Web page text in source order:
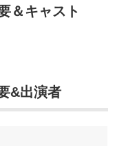
＆キャスト
&出演者